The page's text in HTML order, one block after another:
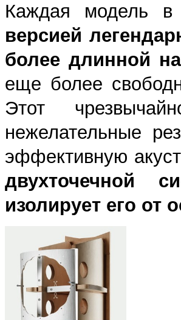
Каждая модель
версией
более длинной
еще более
Этот
нежелательные
эффективную
двухточечной
изолирует его от